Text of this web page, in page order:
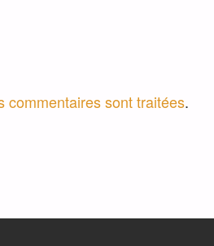
commentaires sont traitées.